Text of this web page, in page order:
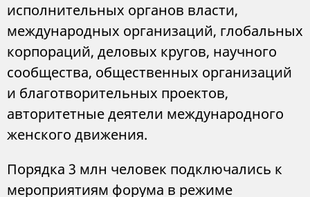
исполнительных органов власти,
международных организаций, глобальных
корпораций, деловых кругов, научного
сообщества, общественных организаций
и благотворительных проектов,
авторитетные деятели международного
женского движения.
Порядка 3 млн человек подключались к
мероприятиям форума в режиме